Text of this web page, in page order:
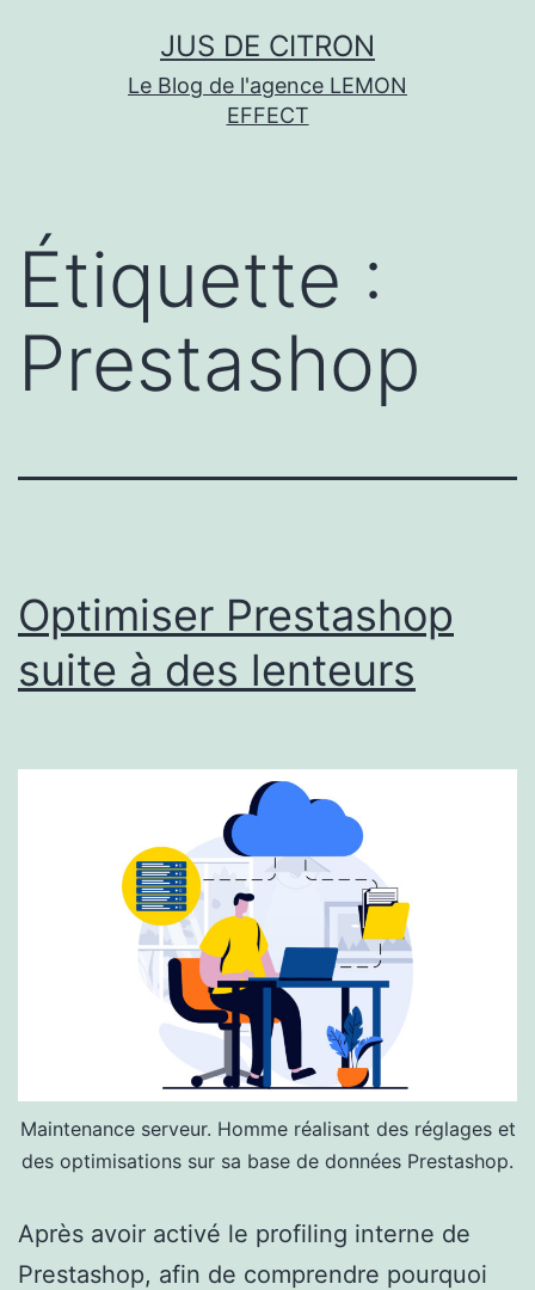
JUS DE CITRON
Le Blog de l'agence LEMON
EFFECT
Étiquette :
Prestashop
Optimiser Prestashop
suite à des lenteurs
Maintenance serveur. Homme réalisant des réglages et
des optimisations sur sa base de données Prestashop.
Après avoir activé le profiling interne de
Prestashop, afin de comprendre pourquoi